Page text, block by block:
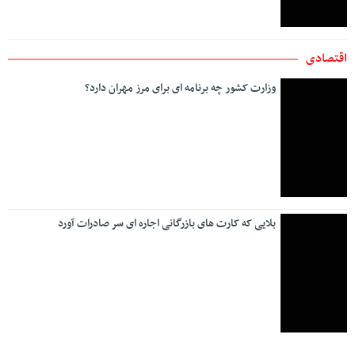
اقتصادی
وزارت کشور چه برنامه ای برای مرز مهران دارد؟
بلایی که کارت های بازرگانی اجاره ای سر صادرات آورد